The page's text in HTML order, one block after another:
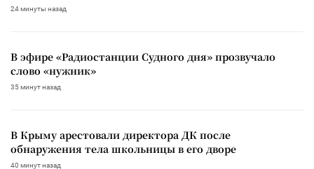
24 минуты назад
В эфире «Радиостанции Судного дня» прозвучало
слово «нужник»
35 минут назад
В Крыму арестовали директора ДК после
обнаружения тела школьницы в его дворе
40 минут назад